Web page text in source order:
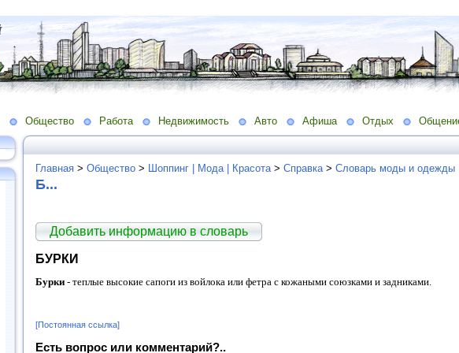
Общество Работа Недвижимость Авто Афиша Отдых
Главная > Общество > Шоппинг | Мода | Красота > Справка > Словарь моды и одежды
Б...
Добавить информацию в словарь
БУРКИ
Бурки - теплые высокие сапоги из войлока или фетра с кожаными союзками и задниками.
[Постоянная ссылка]
Есть вопрос или комментарий?..